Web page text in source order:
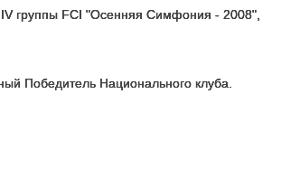
IV группы FCI "Осенняя Симфония - 2008",
Победитель Национального клуба.